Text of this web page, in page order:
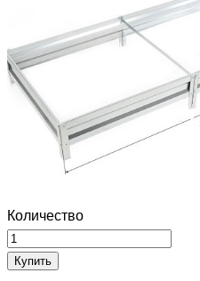
Количество